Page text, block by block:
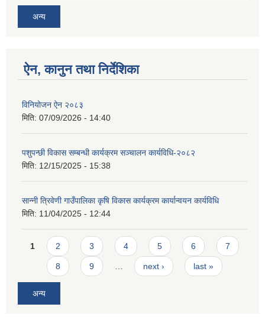
अन्य
ऐन, कानुन तथा निर्देशिका
विनियोजन ऐन २०८३
मिति: 07/09/2026 - 14:40
पशुपन्छी विकास सम्बन्धी कार्यक्रम सञ्चालन कार्यविधि-२०८२
मिति: 12/15/2025 - 15:38
सान्नी त्रिवेणी गाउँपालिका कृषि विकास कार्यक्रम कार्यान्वयन कार्यविधि
मिति: 11/04/2025 - 12:44
Pages
1 2 3 4 5 6 7
8 9 next › last »
अन्य